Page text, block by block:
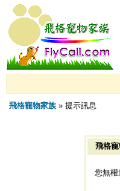
飛格寵物家族» 提示訊息
飛格
您無權